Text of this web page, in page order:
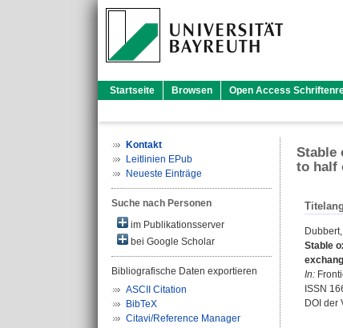
Startseite Browsen Open Access
Kontakt
Leitlinien EPub
Neueste Einträge
Suche nach Personen
im Publikationsserver
bei Google Scholar
Bibliografische Daten exportieren
ASCII Citation
BibTeX
Citavi/Reference Manager
Stable
to half
Stable
In:
ISSN
DOI der